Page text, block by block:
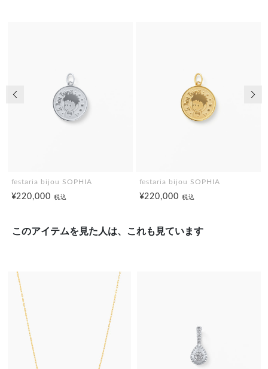
festaria bijou SOPHIA
¥220,000税込
festaria bijou SOPHIA
¥220,000税込
前の画像
このアイテムを見た人は、これも見ています